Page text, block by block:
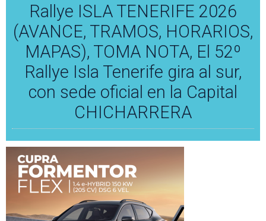
Rallye ISLA TENERIFE 2026
(AVANCE, TRAMOS, HORARIOS,
MAPAS), TOMA NOTA, El 52º
Rallye Isla Tenerife gira al sur,
con sede oficial en la Capital
CHICHARRERA